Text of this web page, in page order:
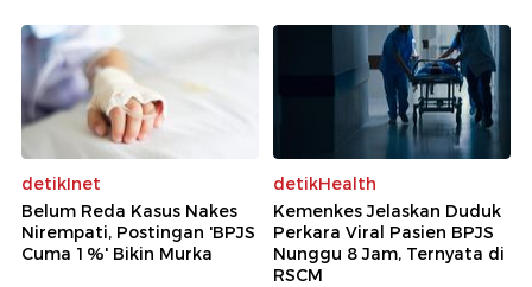
detikInet
Belum Reda Kasus Nakes
Nirempati, Postingan 'BPJS
Cuma 1%' Bikin Murka
detikHealth
Kemenkes Jelaskan Duduk
Perkara Viral Pasien BPJS
Nunggu 8 Jam, Ternyata di
RSCM